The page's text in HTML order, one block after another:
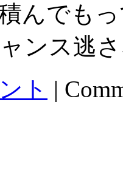
んでも
ンス逃
ト |